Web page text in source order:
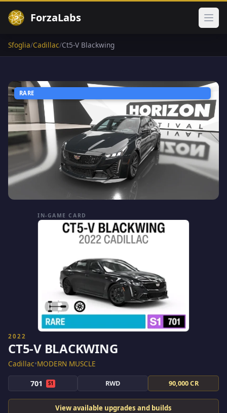
ForzaLabs Apri
Sfoglia/Cadillac/Ct5-V Blackwing
RARE
IN-GAME CARD
2022
CT5-V BLACKWING
Cadillac•MODERN MUSCLE
701 S1 RWD 90,000 CR
View available upgrades and builds